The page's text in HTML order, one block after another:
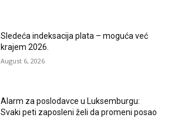
Sledeća indeksacija plata – moguća već
krajem 2026.
August 6, 2026
Alarm za poslodavce u Luksemburgu:
Svaki peti zaposleni želi da promeni posao